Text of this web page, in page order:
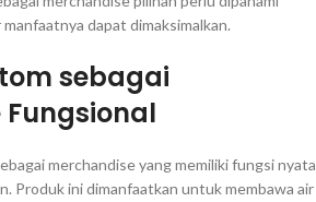
dapat dimaksimalkan.
sebagai
merchandise yang memiliki fungsi nyata
Produk ini dimanfaatkan untuk membawa air